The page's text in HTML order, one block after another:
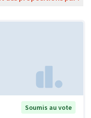
Soumis au vote